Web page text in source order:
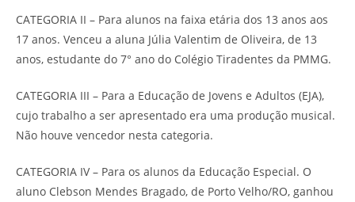
CATEGORIA II – Para alunos na faixa etária dos 13 anos aos
17 anos. Venceu a aluna Júlia Valentim de Oliveira, de 13
anos, estudante do 7° ano do Colégio Tiradentes da PMMG.
CATEGORIA III – Para a Educação de Jovens e Adultos (EJA),
cujo trabalho a ser apresentado era uma produção musical.
Não houve vencedor nesta categoria.
CATEGORIA IV – Para os alunos da Educação Especial. O
aluno Clebson Mendes Bragado, de Porto Velho/RO, ganhou